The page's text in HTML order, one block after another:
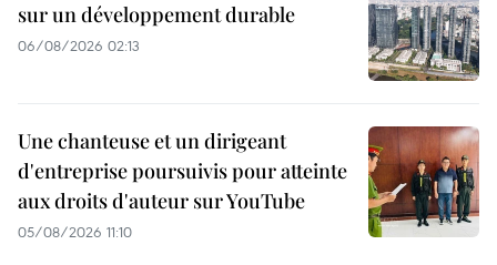
sur un développement durable
06/08/2026 02:13
Une chanteuse et un dirigeant
d'entreprise poursuivis pour atteinte
aux droits d'auteur sur YouTube
05/08/2026 11:10